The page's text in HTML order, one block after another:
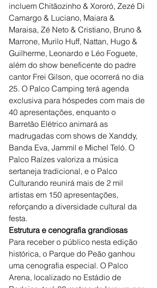
incluem Chitãozinho & Xororó, Zezé Di
Camargo & Luciano, Maiara &
Maraisa, Zé Neto & Cristiano, Bruno &
Marrone, Murilo Huff, Nattan, Hugo &
Guilherme, Leonardo e Léo Foguete,
além do show beneficente do padre
cantor Frei Gilson, que ocorrerá no dia
25. O Palco Camping terá agenda
exclusiva para hóspedes com mais de
40 apresentações, enquanto o
Barretão Elétrico animará as
madrugadas com shows de Xanddy,
Banda Eva, Jammil e Michel Teló. O
Palco Raízes valoriza a música
sertaneja tradicional, e o Palco
Culturando reunirá mais de 2 mil
artistas em 150 apresentações,
reforçando a diversidade cultural da
festa.
Estrutura e cenografia grandiosas
Para receber o público nesta edição
histórica, o Parque do Peão ganhou
uma cenografia especial. O Palco
Arena, localizado no Estádio de